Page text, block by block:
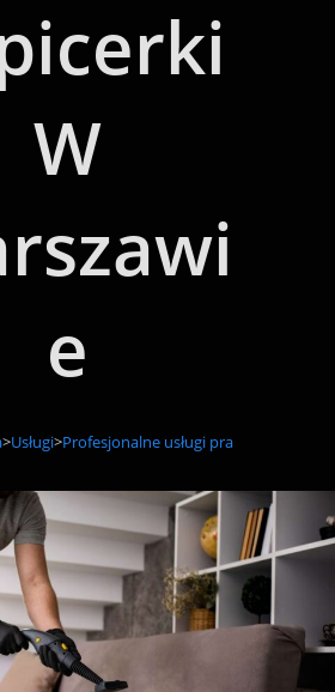
W
E
>Usługi>Profesjonalne usługi prania tapicerki